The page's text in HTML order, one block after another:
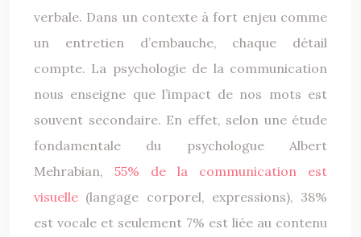
verbale. Dans un contexte à fort enjeu comme
un entretien d’embauche, chaque détail
compte. La psychologie de la communication
nous enseigne que l’impact de nos mots est
souvent secondaire. En effet, selon une étude
fondamentale du psychologue Albert
Mehrabian, 55% de la communication est
visuelle (langage corporel, expressions), 38%
est vocale et seulement 7% est liée au contenu